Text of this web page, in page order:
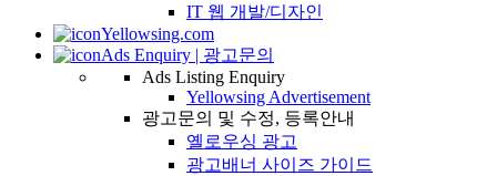
IT 웹 개발/디자인
Yellowsing.com
Ads Enquiry | 광고문의
Ads Listing Enquiry
Yellowsing Advertisement
광고문의 및 수정, 등록안내
옐로우싱 광고
광고배너 사이즈 가이드